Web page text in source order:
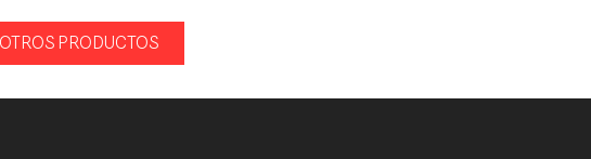
PRODUCTOS